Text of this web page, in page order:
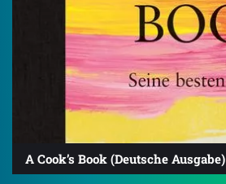
A Cook’s Book (Deutsche Ausgabe)